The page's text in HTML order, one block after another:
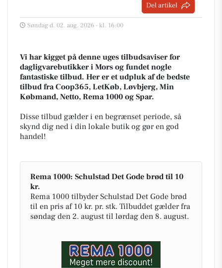
Del artikel
Søndag d. 02. aug. 2026 - kl. 16:00
Vi har kigget på denne uges tilbudsaviser for
dagligvarebutikker i Mors og fundet nogle
fantastiske tilbud. Her er et udpluk af de bedste
tilbud fra Coop365, LetKøb, Løvbjerg, Min
Købmand, Netto, Rema 1000 og Spar.
Disse tilbud gælder i en begrænset periode, så
skynd dig ned i din lokale butik og gør en god
handel!
Rema 1000: Schulstad Det Gode brød til 10
kr.
Rema 1000 tilbyder Schulstad Det Gode brød
til en pris af 10 kr. pr. stk. Tilbuddet gælder fra
søndag den 2. august til lørdag den 8. august.